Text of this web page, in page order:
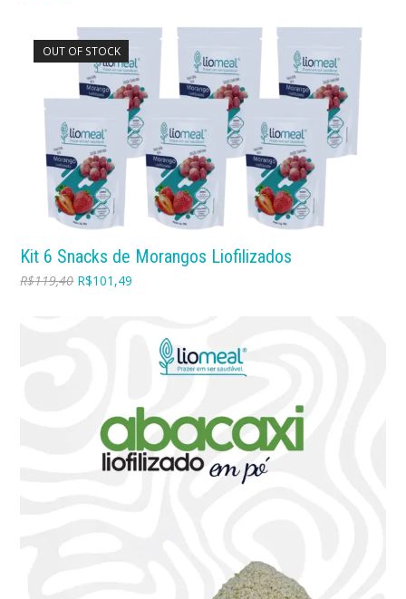
OUT OF STOCK
Kit 6 Snacks de Morangos Liofilizados
R$119,40 R$101,49